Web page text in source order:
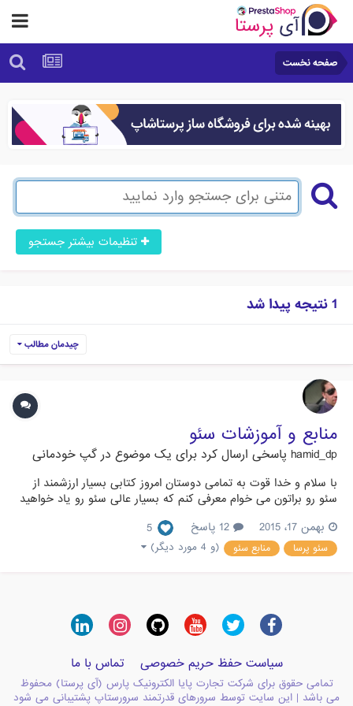
صفحه نخست
تنظیمات بیشتر جستجو
1 نتیجه پیدا شد
چیدمان مطالب
منابع و آموزشات سئو
hamid_dp پاسخی ارسال کرد برای یک موضوع در گپ خودمانی
با سلام و خدا قوت به تمامی دوستان امروز کتابی بسیار ارزشمند از
سئو رو براتون می خوام معرفی کنم که بسیار عالی سئو رو یاد خواهید
سئوی ایران است که به توضیح جنگ بین گلادیاتور ها در سئو می
پردازد و نکات بسیار پر ارزش در آن نهفته است. این کتاب...
بهمن 17، 2015 5
سئو پرسا منابع سئو (و 4 مورد دیگر)
سیاست حفظ حریم خصوصی تماس با ما
تمامی حقوق برای شرکت تجارت پایا الکترونیک پارس (آی پرستا) محفوظ
می باشد | این سایت توسط سرورهای قدرتمند سرورستاپ پشتیبانی می شود